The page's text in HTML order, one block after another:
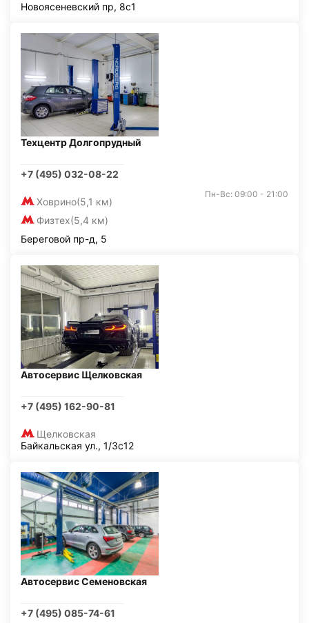
Новоясеневский пр, 8с1
Техцентр Долгопрудный
+7 (495) 032-08-22
Ховрино(5,1 км)
Физтех(5,4 км)
Пн-Вс: 09:00 - 21:00
Береговой пр-д, 5
Автосервис Щелковская
+7 (495) 162-90-81
Щелковская
Байкальская ул., 1/3с12
Автосервис Семеновская
+7 (495) 085-74-61